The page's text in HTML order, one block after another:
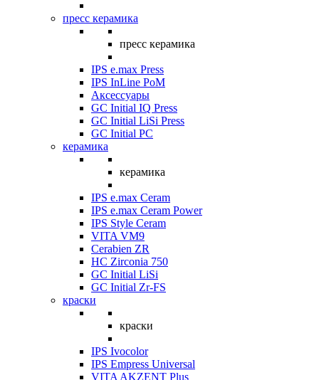
пресс керамика
пресс керамика
IPS e.max Press
IPS InLine PoM
Аксессуары
GC Initial IQ Press
GC Initial LiSi Press
GC Initial PC
керамика
керамика
IPS e.max Ceram
IPS e.max Ceram Power
IPS Style Ceram
VITA VM9
Cerabien ZR
HC Zirconia 750
GC Initial LiSi
GC Initial Zr-FS
краски
краски
IPS Ivocolor
IPS Empress Universal
VITA AKZENT Plus